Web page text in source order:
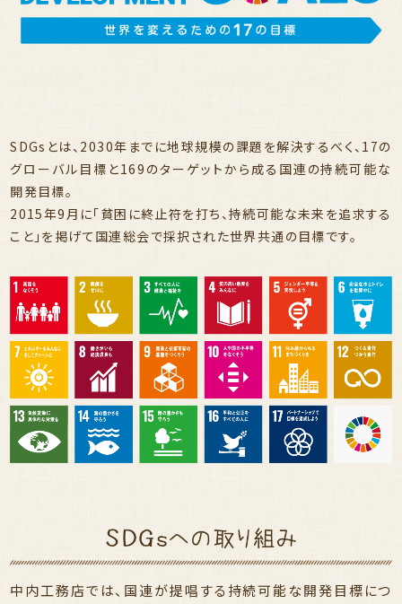
SDGsとは、2030年までに地球規模の課題を解決するべく、17の
グローバル目標と169のターゲットから成る国連の持続可能な
開発目標。
2015年9月に「貧困に終止符を打ち、持続可能な未来を追求する
こと」を掲げて国連総会で採択された世界共通の目標です。
中内工務店では、国連が提唱する持続可能な開発目標につ